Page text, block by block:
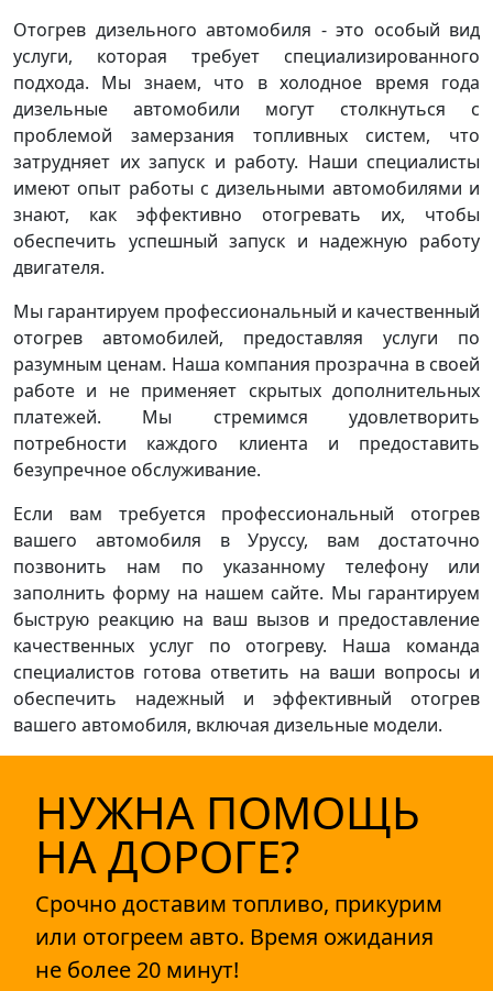
Отогрев дизельного автомобиля - это особый вид
услуги, которая требует специализированного
подхода. Мы знаем, что в холодное время года
дизельные автомобили могут столкнуться с
проблемой замерзания топливных систем, что
затрудняет их запуск и работу. Наши специалисты
имеют опыт работы с дизельными автомобилями и
знают, как эффективно отогревать их, чтобы
обеспечить успешный запуск и надежную работу
двигателя.
Мы гарантируем профессиональный и качественный
отогрев автомобилей, предоставляя услуги по
разумным ценам. Наша компания прозрачна в своей
работе и не применяет скрытых дополнительных
платежей. Мы стремимся удовлетворить
потребности каждого клиента и предоставить
безупречное обслуживание.
Если вам требуется профессиональный отогрев
вашего автомобиля в Уруссу, вам достаточно
позвонить нам по указанному телефону или
заполнить форму на нашем сайте. Мы гарантируем
быструю реакцию на ваш вызов и предоставление
качественных услуг по отогреву. Наша команда
специалистов готова ответить на ваши вопросы и
обеспечить надежный и эффективный отогрев
вашего автомобиля, включая дизельные модели.
НУЖНА ПОМОЩЬ
НА ДОРОГЕ?
Срочно доставим топливо, прикурим
или отогреем авто. Время ожидания
не более 20 минут!